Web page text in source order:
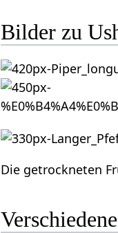
Bilder zu
Die getrockneten